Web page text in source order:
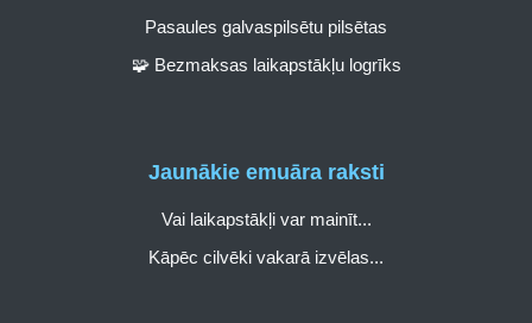
Pasaules galvaspilsētu pilsētas
🧩 Bezmaksas laikapstākļu logrīks
Jaunākie emuāra raksti
Vai laikapstākļi var mainīt...
Kāpēc cilvēki vakarā izvēlas...